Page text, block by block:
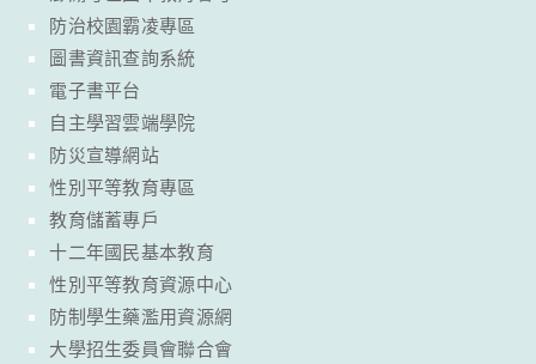
防治校園霸凌專區
圖書資訊查詢系統
電子書平台
自主學習雲端學院
防災宣導網站
性別平等教育專區
教育儲蓄專戶
十二年國民基本教育
性別平等教育資源中心
防制學生藥濫用資源網
大學招生委員會聯合會